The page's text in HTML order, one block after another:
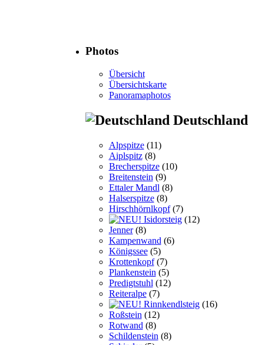
Photos
Übersicht
Übersichtskarte
Panoramaphotos
Deutschland
Alpspitze(11)
Aiplspitz(8)
Brecherspitze(10)
Breitenstein (9)
Ettaler Mandl (8)
Halserspitze(8)
Hirschhörnlkopf(7)
Isidorsteig(12)
Jenner(8)
Kampenwand (6)
Königssee(5)
Krottenkopf(7)
Plankenstein (5)
Predigtstuhl (12)
Reiteralpe(7)
Rinnkendlsteig(16)
Roßstein (12)
Rotwand (8)
Schildenstein (8)